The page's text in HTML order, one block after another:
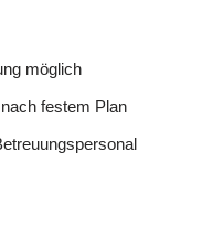
möglich
festem Plan